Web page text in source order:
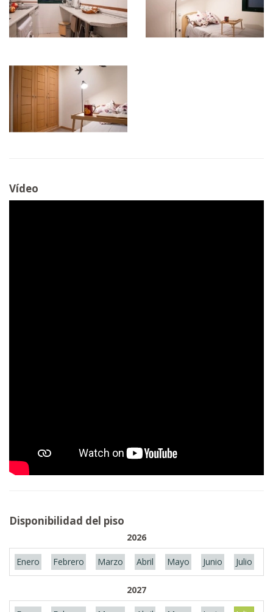
Vídeo
Disponibilidad del piso
2026
Enero Febrero Marzo Abril Mayo Junio Julio
2027